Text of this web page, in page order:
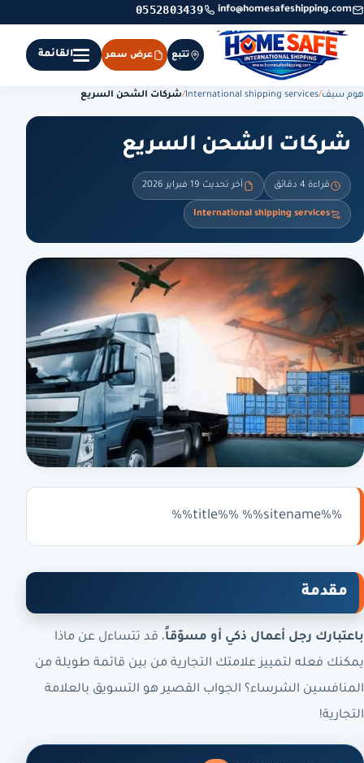
info@homesafeshipping.com
0552803439
تتبع عرض سعر القائمة
هوم سيف/
International shipping services
/شركات الشحن السريع
شركات الشحن السريع
قراءة 4 دقائق آخر تحديث 19 فبراير 2026
International shipping services
%%title%% %%sitename%%
مقدمة
باعتبارك رجل أعمال ذكي أو مسوّقاً، قد تتساءل عن ماذا
يمكنك فعله لتمييز علامتك التجارية من بين قائمة طويلة من
المنافسين الشرساء؟ الجواب القصير هو التسويق بالعلامة
التجارية!